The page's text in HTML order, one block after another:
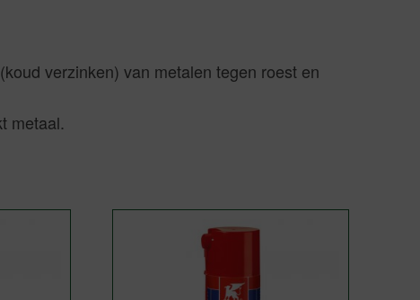
verzinken) van metalen tegen roest en
metaal.